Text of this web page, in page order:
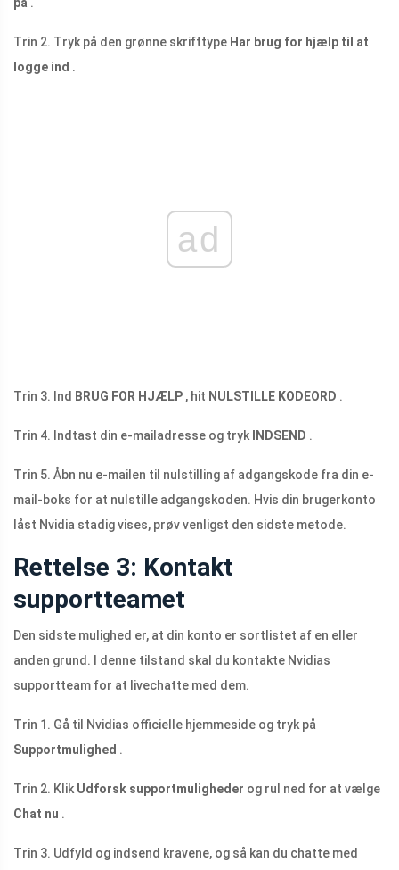
på .
Trin 2. Tryk på den grønne skrifttype Har brug for hjælp til at
logge ind .
ad
Trin 3. Ind BRUG FOR HJÆLP , hit NULSTILLE KODEORD .
Trin 4. Indtast din e-mailadresse og tryk INDSEND .
Trin 5. Åbn nu e-mailen til nulstilling af adgangskode fra din e-
mail-boks for at nulstille adgangskoden. Hvis din brugerkonto
låst Nvidia stadig vises, prøv venligst den sidste metode.
Rettelse 3: Kontakt
supportteamet
Den sidste mulighed er, at din konto er sortlistet af en eller
anden grund. I denne tilstand skal du kontakte Nvidias
supportteam for at livechatte med dem.
Trin 1. Gå til Nvidias officielle hjemmeside og tryk på
Supportmulighed .
Trin 2. KlikUdforsk supportmuligheder og rul ned for at vælge
Chat nu .
Trin 3. Udfyld og indsend kravene, og så kan du chatte med